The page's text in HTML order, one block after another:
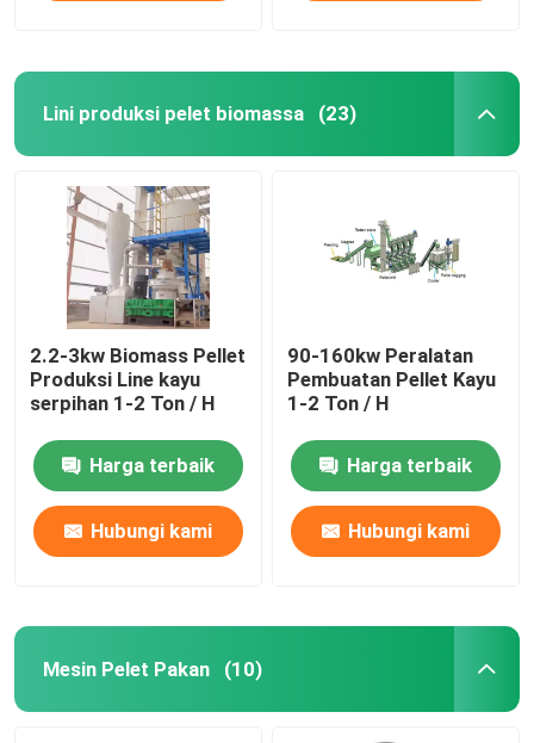
Lini produksi pelet biomassa (23)
2.2-3kw Biomass Pellet
Produksi Line kayu
serpihan 1-2 Ton / H
Harga terbaik
Hubungi kami
90-160kw Peralatan
Pembuatan Pellet Kayu
1-2 Ton / H
Harga terbaik
Hubungi kami
Mesin Pelet Pakan (10)